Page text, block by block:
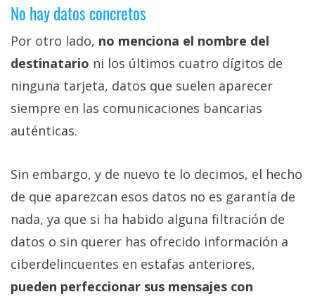
No hay datos concretos
Por otro lado, no menciona el nombre del
destinatario ni los últimos cuatro dígitos de
ninguna tarjeta, datos que suelen aparecer
siempre en las comunicaciones bancarias
auténticas.
Sin embargo, y de nuevo te lo decimos, el hecho
de que aparezcan esos datos no es garantía de
nada, ya que si ha habido alguna filtración de
datos o sin querer has ofrecido información a
ciberdelincuentes en estafas anteriores,
pueden perfeccionar sus mensajes con